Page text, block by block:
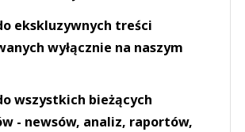
ekskluzywnych treści
wyłącznie na naszym
wszystkich bieżących
- newsów, analiz, raportów,